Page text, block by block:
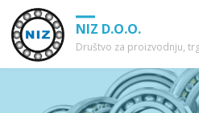
NIZ D.O.O.
Društvo za proizvodnju,